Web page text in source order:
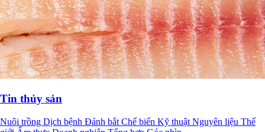
Tin thủy sản
Nuôi trồng Dịch bệnh Đánh bắt Chế biến Kỹ thuật Nguyên liệu Thế